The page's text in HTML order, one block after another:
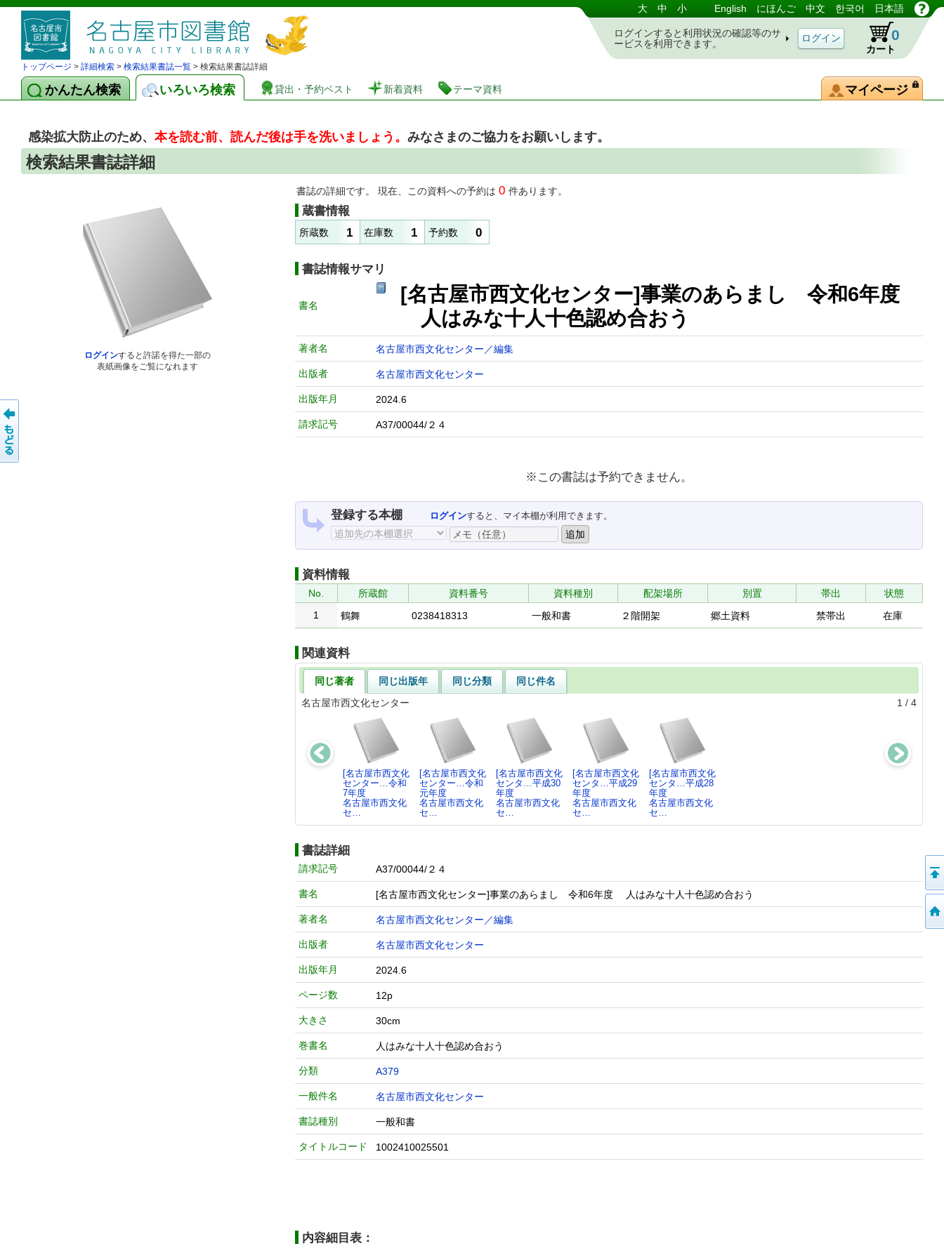
図書館 蔵書検索・予約システム 大 中 小 English にほんご 中文 한국어 日本語
ログインすると利用状況の確認等のサ
ービスを利用できます。
カート
0
トップページ > 詳細検索 > 検索結果書誌一覧 > 検索結果書誌詳細
かんたん検索 いろいろ検索 貸出・予約ベスト 新着資料 テーマ資料 マイページ
感染拡大防止のため、 本を読む前、読んだ後は手を洗いましょう。 みなさまのご協力をお願いします。
検索結果書誌詳細
ログインすると許諾を得た一部の
表紙画像をご覧になれます
書誌の詳細です。 現在、この資料への予約は 0 件あります。
蔵書情報
所蔵数 1 在庫数 1 予約数 0
書誌情報サマリ
書名
[名古屋市西文化センター]事業のあらまし 令和6年度
人はみな十人十色認め合おう
著者名 名古屋市西文化センター／編集
出版者 名古屋市西文化センター
出版年月 2024.6
請求記号 A37/00044/２４
※この書誌は予約できません。
登録する本棚 ログインすると、マイ本棚が利用できます。
資料情報
No. 所蔵館 資料番号 資料種別 配架場所 別置 帯出
状態
1
鶴舞 0238418313 一般和書 ２階開架 郷土資料 禁帯出 在庫
関連資料
同じ著者 同じ出版年 同じ分類
同じ件名
名古屋市西文化センター
1 / 4
[名古屋市西文化
センター…令和
7年度
名古屋市西文化
セ…
[名古屋市西文化
センター…令和
元年度
名古屋市西文化
セ…
[名古屋市西文化
センタ…平成30
年度
名古屋市西文化
セ…
[名古屋市西文化
センタ…平成29
年度
名古屋市西文化
セ…
[名古屋市西文化
センタ…平成28
年度
名古屋市西文化
セ…
書誌詳細
請求記号 A37/00044/２４
書名 [名古屋市西文化センター]事業のあらまし 令和6年度 人はみな十人十色認め合おう
著者名 名古屋市西文化センター／編集
出版者 名古屋市西文化センター
出版年月 2024.6
ページ数 12p
大きさ 30cm
巻書名 人はみな十人十色認め合おう
分類 A379
一般件名 名古屋市西文化センター
書誌種別 一般和書
タイトルコード 1002410025501
内容細目表：